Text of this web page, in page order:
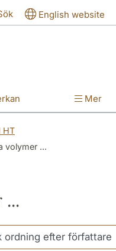
English website
Mer
HT
volymer ...